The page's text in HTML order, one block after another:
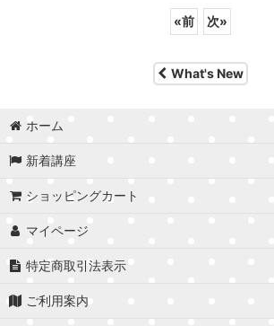
«前 次»
What's New
ホーム
新着講座
ショッピングカート
マイページ
特定商取引法表示
ご利用案内